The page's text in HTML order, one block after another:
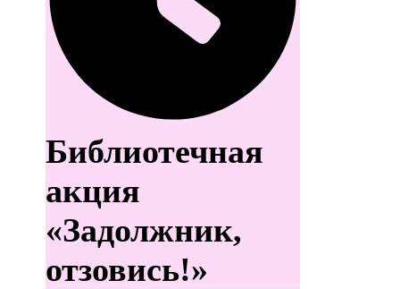
Библиотечная
акция
«Задолжник,
отзовись!»